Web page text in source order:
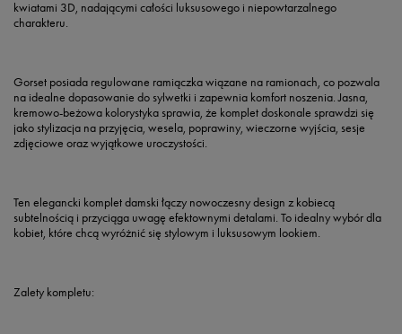
kwiatami 3D, nadającymi całości luksusowego i niepowtarzalnego
charakteru.
Gorset posiada regulowane ramiączka wiązane na ramionach, co pozwala
na idealne dopasowanie do sylwetki i zapewnia komfort noszenia. Jasna,
kremowo-beżowa kolorystyka sprawia, że komplet doskonale sprawdzi się
jako stylizacja na przyjęcia, wesela, poprawiny, wieczorne wyjścia, sesje
zdjęciowe oraz wyjątkowe uroczystości.
Ten elegancki komplet damski łączy nowoczesny design z kobiecą
subtelnością i przyciąga uwagę efektownymi detalami. To idealny wybór dla
kobiet, które chcą wyróżnić się stylowym i luksusowym lookiem.
Zalety kompletu: